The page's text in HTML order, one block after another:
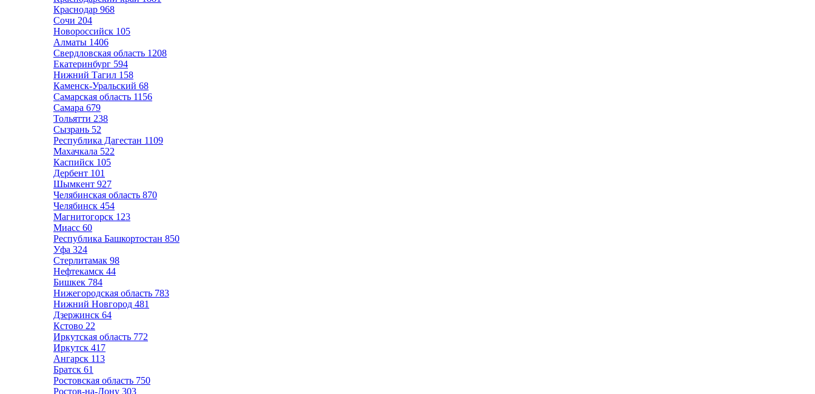
Краснодар 968
Сочи 204
Новороссийск 105
Алматы 1406
Свердловская область 1208
Екатеринбург 594
Нижний Тагил 158
Каменск-Уральский 68
Самарская область 1156
Самара 679
Тольятти 238
Сызрань 52
Республика Дагестан 1109
Махачкала 522
Каспийск 105
Дербент 101
Шымкент 927
Челябинская область 870
Челябинск 454
Магнитогорск 123
Миасс 60
Республика Башкортостан 850
Уфа 324
Стерлитамак 98
Нефтекамск 44
Бишкек 784
Нижегородская область 783
Нижний Новгород 481
Дзержинск 64
Кстово 22
Иркутская область 772
Иркутск 417
Ангарск 113
Братск 61
Ростовская область 750
Ростов-на-Дону 303